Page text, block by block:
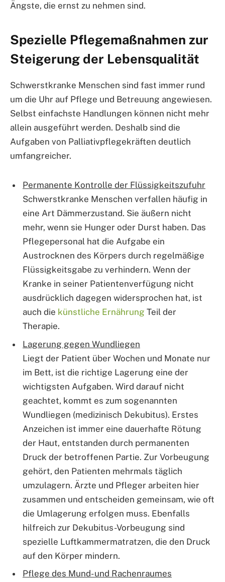
Ängste, die ernst zu nehmen sind.
Spezielle Pflegemaßnahmen zur
Steigerung der Lebensqualität
Schwerstkranke Menschen sind fast immer rund
um die Uhr auf Pflege und Betreuung angewiesen.
Selbst einfachste Handlungen können nicht mehr
allein ausgeführt werden. Deshalb sind die
Aufgaben von Palliativpflegekräften deutlich
umfangreicher.
Permanente Kontrolle der Flüssigkeitszufuhr
Schwerstkranke Menschen verfallen häufig in
eine Art Dämmerzustand. Sie äußern nicht
mehr, wenn sie Hunger oder Durst haben. Das
Pflegepersonal hat die Aufgabe ein
Austrocknen des Körpers durch regelmäßige
Flüssigkeitsgabe zu verhindern. Wenn der
Kranke in seiner Patientenverfügung nicht
ausdrücklich dagegen widersprochen hat, ist
auch die künstliche Ernährung Teil der
Therapie.
Lagerung gegen Wundliegen
Liegt der Patient über Wochen und Monate nur
im Bett, ist die richtige Lagerung eine der
wichtigsten Aufgaben. Wird darauf nicht
geachtet, kommt es zum sogenannten
Wundliegen (medizinisch Dekubitus). Erstes
Anzeichen ist immer eine dauerhafte Rötung
der Haut, entstanden durch permanenten
Druck der betroffenen Partie. Zur Vorbeugung
gehört, den Patienten mehrmals täglich
umzulagern. Ärzte und Pfleger arbeiten hier
zusammen und entscheiden gemeinsam, wie oft
die Umlagerung erfolgen muss. Ebenfalls
hilfreich zur Dekubitus-Vorbeugung sind
spezielle Luftkammermatratzen, die den Druck
auf den Körper mindern.
Pflege des Mund- und Rachenraumes